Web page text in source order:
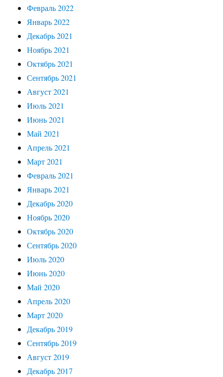
Февраль 2022
Январь 2022
Декабрь 2021
Ноябрь 2021
Октябрь 2021
Сентябрь 2021
Август 2021
Июль 2021
Июнь 2021
Май 2021
Апрель 2021
Март 2021
Февраль 2021
Январь 2021
Декабрь 2020
Ноябрь 2020
Октябрь 2020
Сентябрь 2020
Июль 2020
Июнь 2020
Май 2020
Апрель 2020
Март 2020
Декабрь 2019
Сентябрь 2019
Август 2019
Декабрь 2017